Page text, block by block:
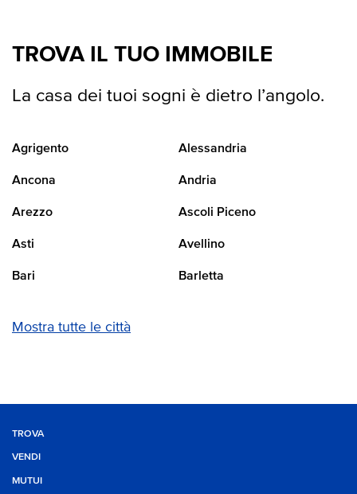
TROVA IL TUO IMMOBILE
La casa dei tuoi sogni è dietro l’angolo.
Agrigento Alessandria
Ancona Andria
Arezzo Ascoli Piceno
Asti Avellino
Bari Barletta
Mostra tutte le città
TROVA
VENDI
MUTUI